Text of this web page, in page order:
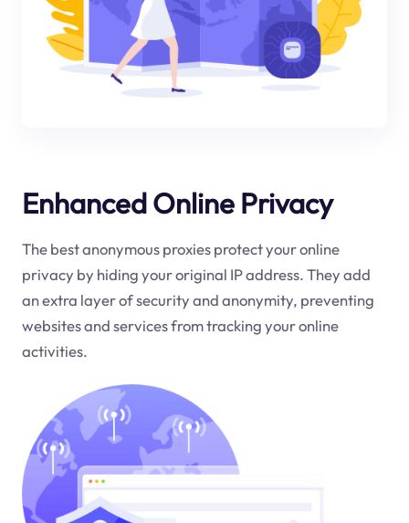
Enhanced Online Privacy
The best anonymous proxies protect your online
privacy by hiding your original IP address. They add
an extra layer of security and anonymity, preventing
websites and services from tracking your online
activities.